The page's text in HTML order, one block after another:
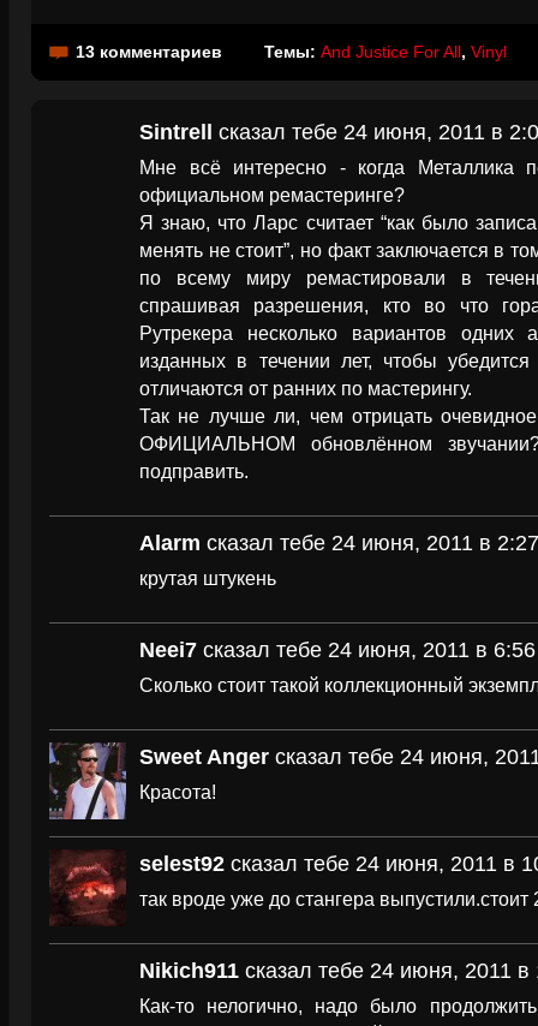
13 комментариев Темы: And Justice For All, Vinyl
Sintrell сказал тебе 24 июня, 2011 в
Мне всё интересно - когда Металлика
официальном ремастеринге?
Я знаю, что Ларс считает “как было
менять не стоит”, но факт заключается в
по всему миру ремастировали в
спрашивая разрешения, кто во что
Рутрекера несколько вариантов одних
изданных в течении лет, чтобы
отличаются от ранних по мастерингу.
Так не лучше ли, чем отрицать
ОФИЦИАЛЬНОМ обновлённом
подправить.
Alarm сказал тебе 24 июня, 2011 в
крутая штукень
Neei7 сказал тебе 24 июня, 2011 в
Сколько стоит такой коллекционный
Sweet Anger сказал тебе 24 июня,
Красота!
selest92 сказал тебе 24 июня, 2011 в
так вроде уже до стангера
Nikich911 сказал тебе 24 июня, 2011 в
Как-то нелогично, надо было